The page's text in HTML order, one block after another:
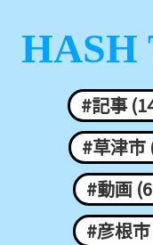
HASH
#記事
#草津市
#動画
#彦根